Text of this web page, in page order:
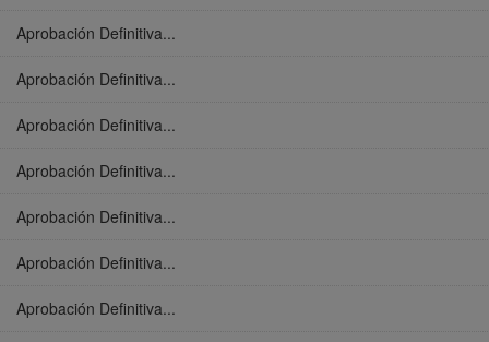
Aprobación Definitiva...
Aprobación Definitiva...
Aprobación Definitiva...
Aprobación Definitiva...
Aprobación Definitiva...
Aprobación Definitiva...
Aprobación Definitiva...